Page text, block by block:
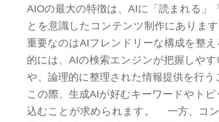
AIOの最大の特徴は、AIに「読まれる」
とを意識したコンテンツ制作にありま
重要なのはAIフレンドリーな構成を整
的には、AIの検索エンジンが把握しや
や、論理的に整理された情報提供を行
この際、生成AIが好むキーワードやト
込むことが求められます。 一方、コ